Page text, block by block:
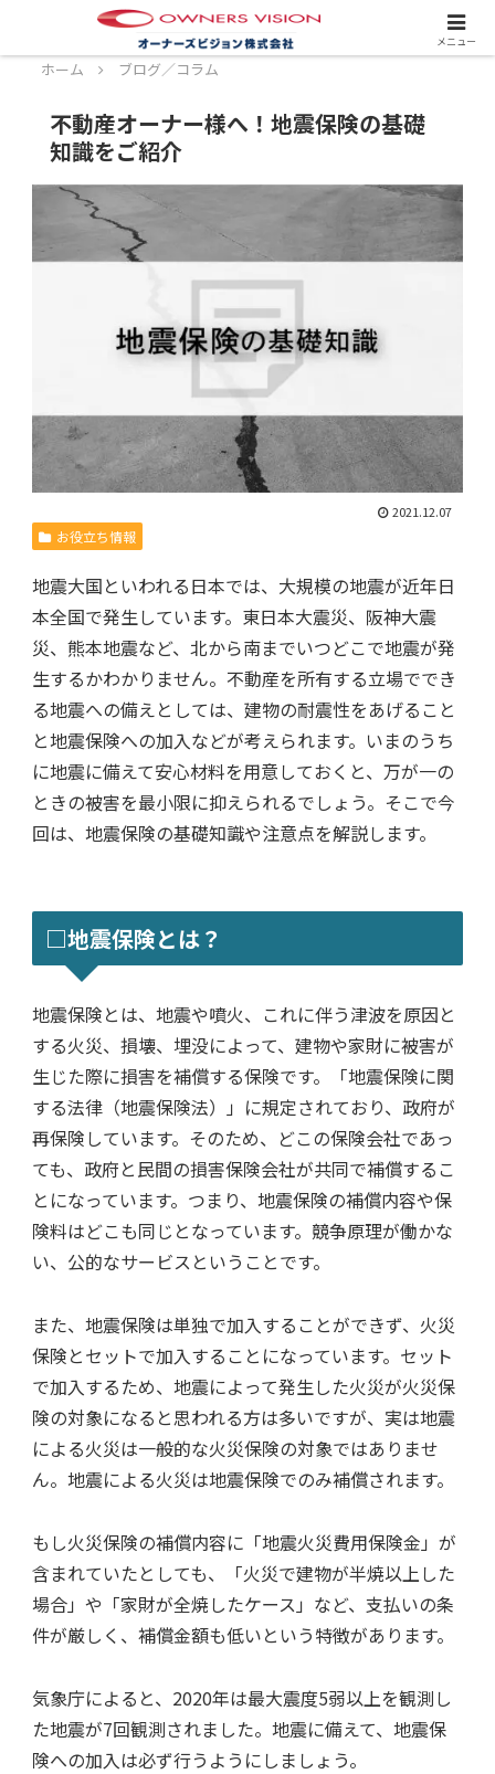
スタッフ募集中！詳しくはこちら！
ホーム ブログ／コラム
不動産オーナー様へ！地震保険の基礎
知識をご紹介
2021.12.07
お役立ち情報
地震大国といわれる日本では、大規模の地震が近年日
本全国で発生しています。東日本大震災、阪神大震
災、熊本地震など、北から南までいつどこで地震が発
生するかわかりません。不動産を所有する立場ででき
る地震への備えとしては、建物の耐震性をあげること
と地震保険への加入などが考えられます。いまのうち
に地震に備えて安心材料を用意しておくと、万が一の
ときの被害を最小限に抑えられるでしょう。そこで今
回は、地震保険の基礎知識や注意点を解説します。
□地震保険とは？
地震保険とは、地震や噴火、これに伴う津波を原因と
する火災、損壊、埋没によって、建物や家財に被害が
生じた際に損害を補償する保険です。「地震保険に関
する法律（地震保険法）」に規定されており、政府が
再保険しています。そのため、どこの保険会社であっ
ても、政府と民間の損害保険会社が共同で補償するこ
とになっています。つまり、地震保険の補償内容や保
険料はどこも同じとなっています。競争原理が働かな
い、公的なサービスということです。
また、地震保険は単独で加入することができず、火災
保険とセットで加入することになっています。セット
で加入するため、地震によって発生した火災が火災保
険の対象になると思われる方は多いですが、実は地震
による火災は一般的な火災保険の対象ではありませ
ん。地震による火災は地震保険でのみ補償されます。
もし火災保険の補償内容に「地震火災費用保険金」が
含まれていたとしても、「火災で建物が半焼以上した
場合」や「家財が全焼したケース」など、支払いの条
件が厳しく、補償金額も低いという特徴があります。
気象庁によると、2020年は最大震度5弱以上を観測し
た地震が7回観測されました。地震に備えて、地震保
険への加入は必ず行うようにしましょう。
メニュー